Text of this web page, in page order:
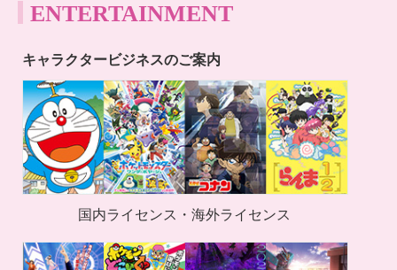
ENTERTAINMENT
キャラクタービジネスのご案内
国内ライセンス・海外ライセンス